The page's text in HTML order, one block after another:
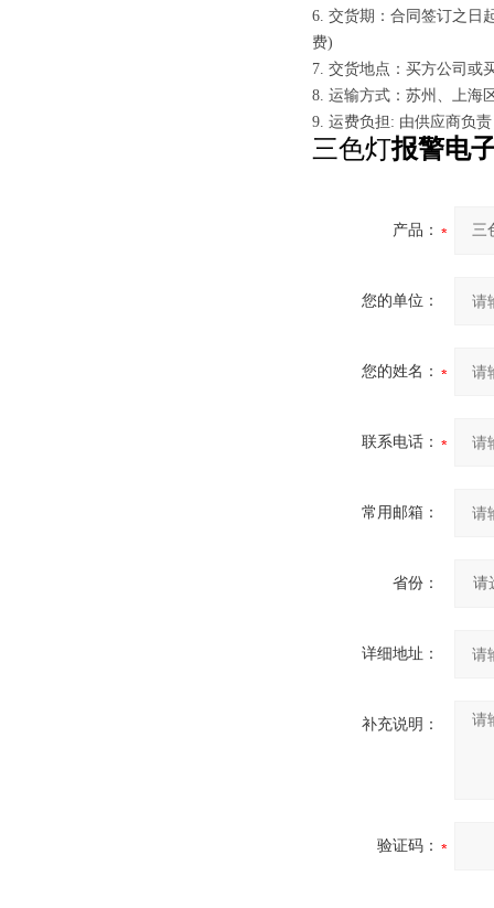
6. 交货期：合同签订之日
费)
7. 交货地点：买方公司或
8. 运输方式：苏州、上海
9. 运费负担: 由供应商负责
三色灯报警电
产品：
您的单位：
您的姓名：
联系电话：
常用邮箱：
省份：
详细地址：
补充说明：
验证码：